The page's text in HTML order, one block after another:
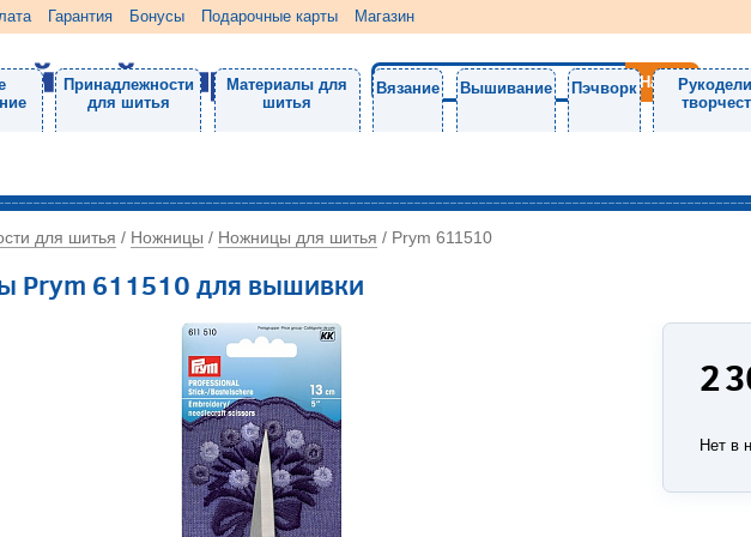
Гарантия Бонусы Подарочные карты Магазин
Принадлежности
для шитья
Материалы для
шитья
Вязание Вышивание Пэчворк
для шитья / Ножницы / Ножницы для шитья / Prym 611510
Prym 611510 для вышивки
2
Нет в